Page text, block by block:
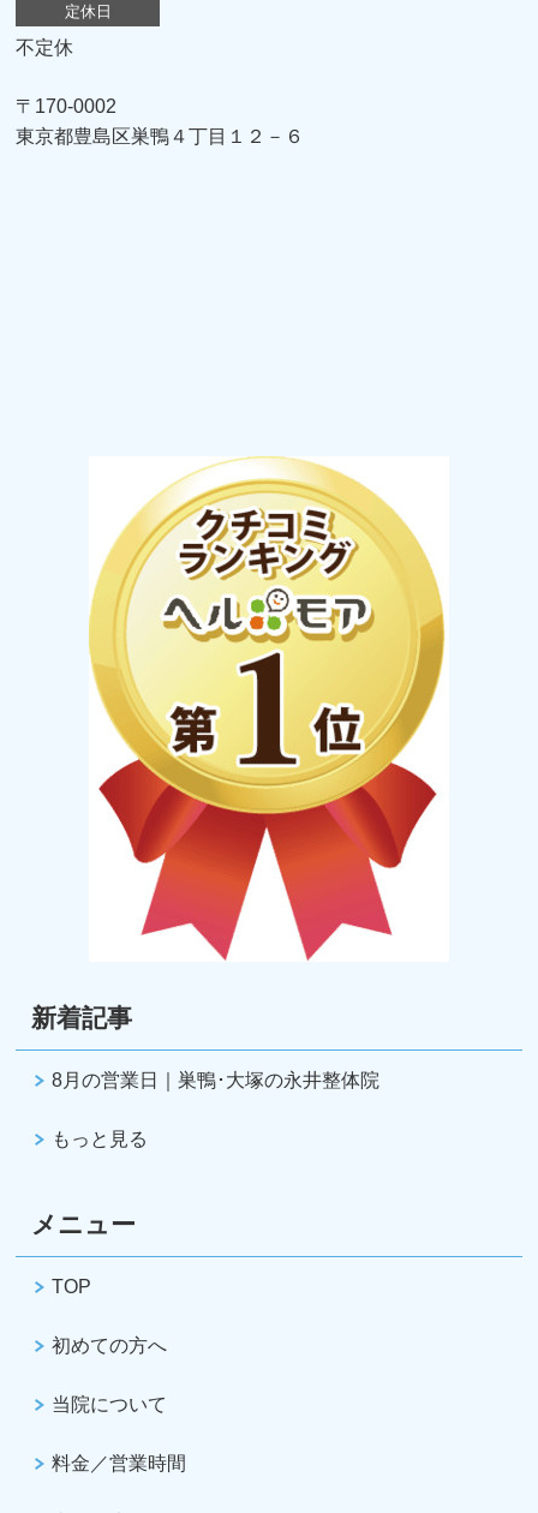
定休日
不定休
〒170-0002
東京都豊島区巣鴨４丁目１２－６
新着記事
8月の営業日｜巣鴨･大塚の永井整体院
もっと見る
メニュー
TOP
初めての方へ
当院について
料金／営業時間